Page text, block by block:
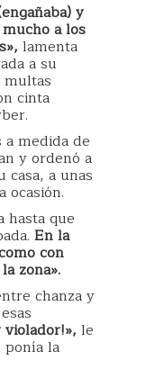
y
a los
lamenta
a su
cinta
medida de
y ordenó a
casa, a unas
ocasión.
hasta que
En la
con
zona».
chanza y
violador!», le
ponía la